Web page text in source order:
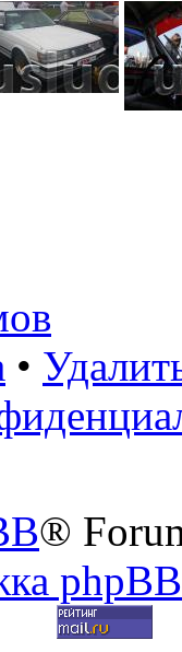
•
®
phpBB